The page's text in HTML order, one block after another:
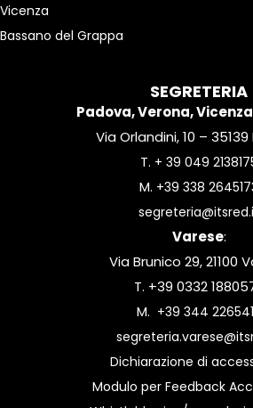
Vicenza
Bassano del Grappa
SEGRETERIA
Padova, Verona,
Via Orlandini, 10 –
T. + 39 049
M. +39 338
Varese:
Via Brunico 29, 21100
T. +39 0332
M. +39 344
Dichiarazione di
Modulo per Feedback